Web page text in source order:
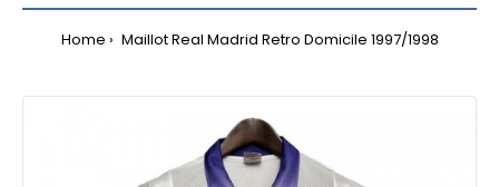
Home Maillot Real Madrid Retro Domicile 1997/1998